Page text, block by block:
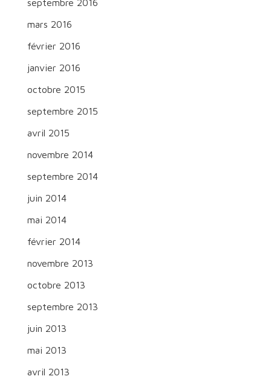
septembre 2016
mars 2016
février 2016
janvier 2016
octobre 2015
septembre 2015
avril 2015
novembre 2014
septembre 2014
juin 2014
mai 2014
février 2014
novembre 2013
octobre 2013
septembre 2013
juin 2013
mai 2013
avril 2013